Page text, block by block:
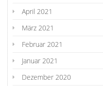
April 2021
März 2021
Februar 2021
Januar 2021
Dezember 2020